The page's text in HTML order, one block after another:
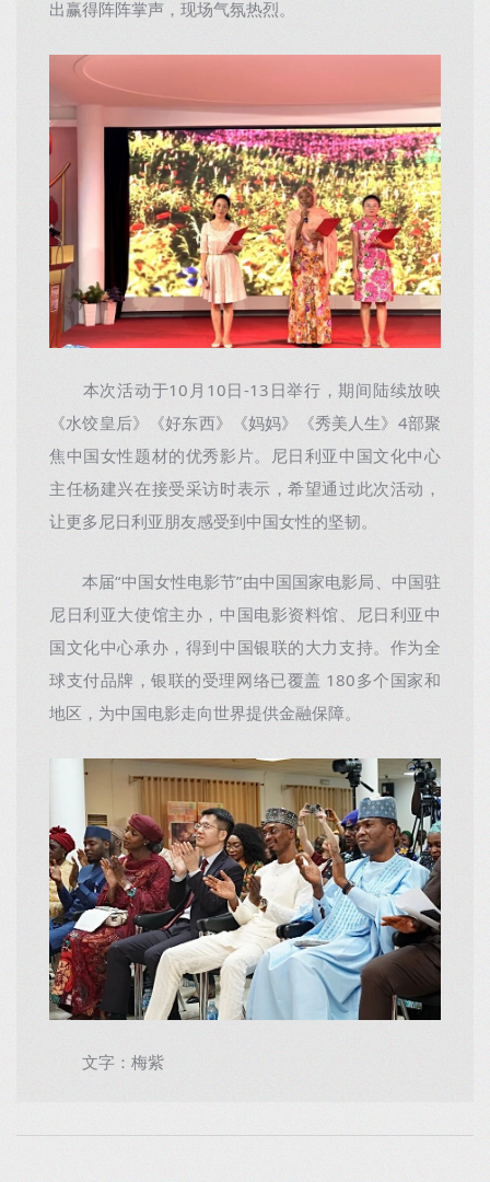
出赢得阵阵掌声，现场气氛热烈。
本次活动于10月10日-13日举行，期间陆续放映
《水饺皇后》《好东西》《妈妈》《秀美人生》4部聚
焦中国女性题材的优秀影片。尼日利亚中国文化中心
主任杨建兴在接受采访时表示，希望通过此次活动，
让更多尼日利亚朋友感受到中国女性的坚韧。
本届“中国女性电影节”由中国国家电影局、中国驻
尼日利亚大使馆主办，中国电影资料馆、尼日利亚中
国文化中心承办，得到中国银联的大力支持。作为全
球支付品牌，银联的受理网络已覆盖 180多个国家和
地区，为中国电影走向世界提供金融保障。
文字：梅紫